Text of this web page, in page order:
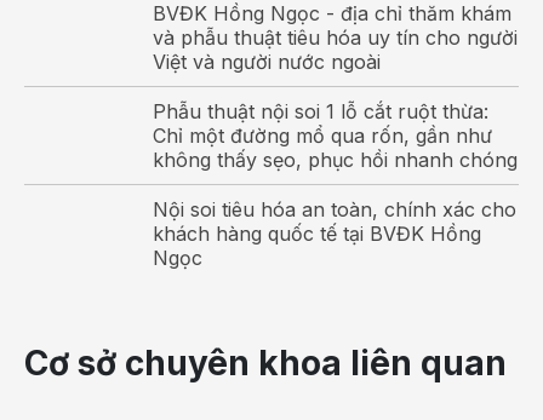
Yếu tố di truyền
Người bị táo bón kéo dài.
Chế độ ăn uống không hợp lý, thiếu đạm và chất
xơ nhưng lại thừa chất béo.
Hậu môn thường xuyên chịu áp lực quá lớn do lao
động nặng, ngồi quá lâu một chỗ và lười vận động
hoặc rặn mạnh khi đại tiện.
Phụ nữ đang trong giai đoạn thai kỳ.
BVĐK Hồng Ngọc - địa chỉ thăm khám
và phẫu thuật tiêu hóa uy tín cho người
Việt và người nước ngoài
Phẫu thuật nội soi 1 lỗ cắt ruột thừa:
Chỉ một đường mổ qua rốn, gần như
không thấy sẹo, phục hồi nhanh chóng
Nội soi tiêu hóa an toàn, chính xác cho
khách hàng quốc tế tại BVĐK Hồng
Ngọc
Cơ sở chuyên khoa liên quan